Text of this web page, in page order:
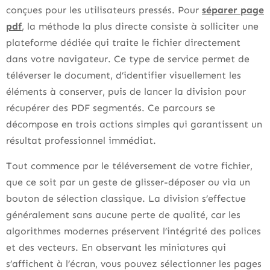
conçues pour les utilisateurs pressés. Pour séparer page
pdf, la méthode la plus directe consiste à solliciter une
plateforme dédiée qui traite le fichier directement
dans votre navigateur. Ce type de service permet de
téléverser le document, d’identifier visuellement les
éléments à conserver, puis de lancer la division pour
récupérer des PDF segmentés. Ce parcours se
décompose en trois actions simples qui garantissent un
résultat professionnel immédiat.
Tout commence par le téléversement de votre fichier,
que ce soit par un geste de glisser-déposer ou via un
bouton de sélection classique. La division s’effectue
généralement sans aucune perte de qualité, car les
algorithmes modernes préservent l’intégrité des polices
et des vecteurs. En observant les miniatures qui
s’affichent à l’écran, vous pouvez sélectionner les pages